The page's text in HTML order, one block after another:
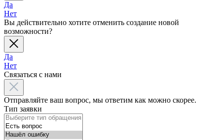
Да
Нет
Вы действительно хотите отменить создание новой
возможности?
Да
Нет
Связаться с нами
Отправляйте ваш вопрос, мы ответим как можно скорее.
Тип заявки